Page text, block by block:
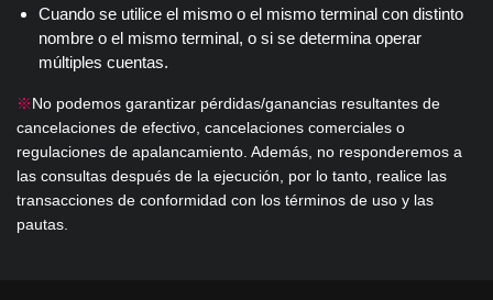
Cuando se utilice el mismo o el mismo terminal con distinto
nombre o el mismo terminal, o si se determina operar
múltiples cuentas.
※No podemos garantizar pérdidas/ganancias resultantes de
cancelaciones de efectivo, cancelaciones comerciales o
regulaciones de apalancamiento. Además, no responderemos a
las consultas después de la ejecución, por lo tanto, realice las
transacciones de conformidad con los términos de uso y las
pautas.